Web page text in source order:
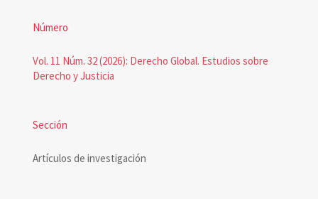
Número
Vol. 11 Núm. 32 (2026): Derecho Global. Estudios sobre
Derecho y Justicia
Sección
Artículos de investigación